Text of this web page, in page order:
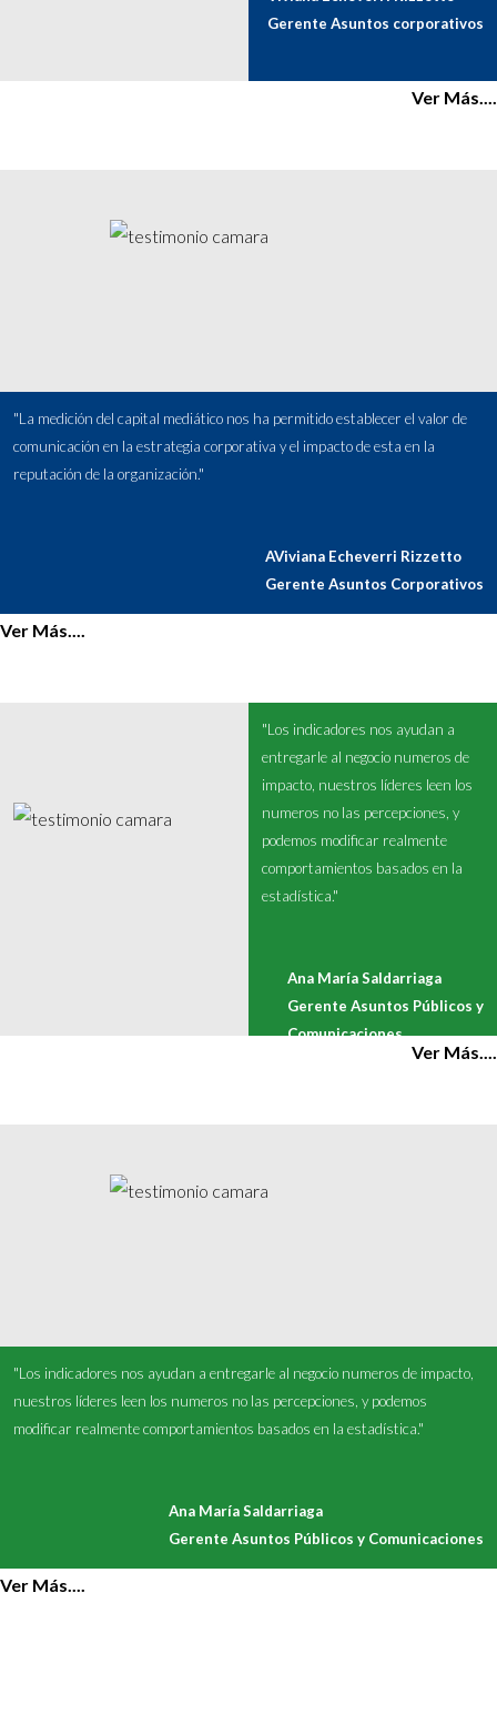
Gerente Asuntos corporativos
Ver Más....
"La medición del capital mediático nos ha permitido establecer el valor de
comunicación en la estrategia corporativa y el impacto de esta en la
reputación de la organización."
AViviana Echeverri Rizzetto
Gerente Asuntos Corporativos
Ver Más....
"Los indicadores nos ayudan a
entregarle al negocio numeros de
impacto, nuestros líderes leen los
numeros no las percepciones, y
podemos modificar realmente
comportamientos basados en la
estadística."
Ana María Saldarriaga
Gerente Asuntos Públicos y
Comunicaciones
Ver Más....
"Los indicadores nos ayudan a entregarle al negocio numeros de impacto,
nuestros líderes leen los numeros no las percepciones, y podemos
modificar realmente comportamientos basados en la estadística."
Ana María Saldarriaga
Gerente Asuntos Públicos y Comunicaciones
Ver Más....